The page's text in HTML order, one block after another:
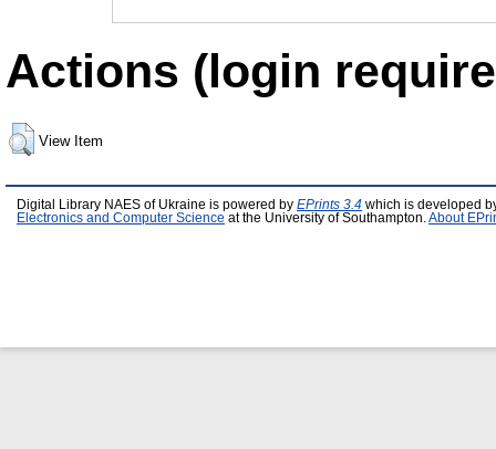
Actions (login
View Item
Digital Library NAES of Ukraine is powered by EPrints 3.4 which is developed
Electronics and Computer Science at the University of Southampton. About